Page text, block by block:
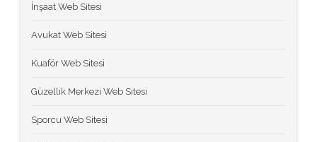
İnşaat Web Sitesi
Avukat Web Sitesi
Kuaför Web Sitesi
Güzellik Merkezi Web Sitesi
Sporcu Web Sitesi